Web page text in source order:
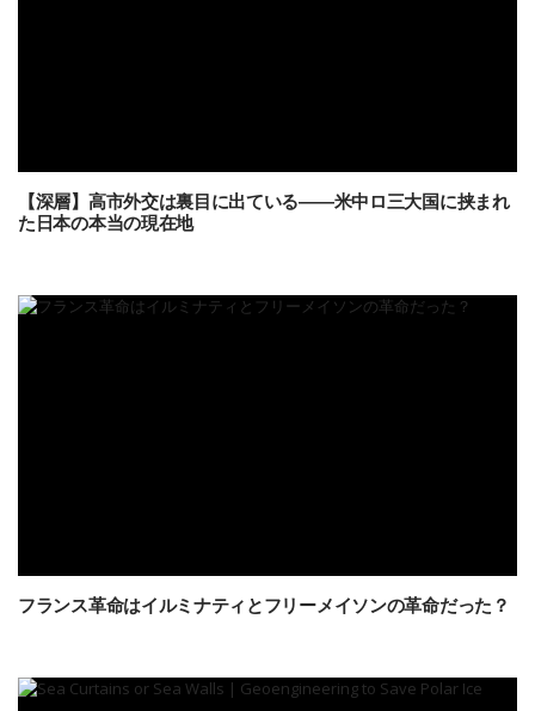
【深層】高市外交は裏目に出ている――米中ロ三大国に挟まれ
た日本の本当の現在地
フランス革命はイルミナティとフリーメイソンの革命だった？